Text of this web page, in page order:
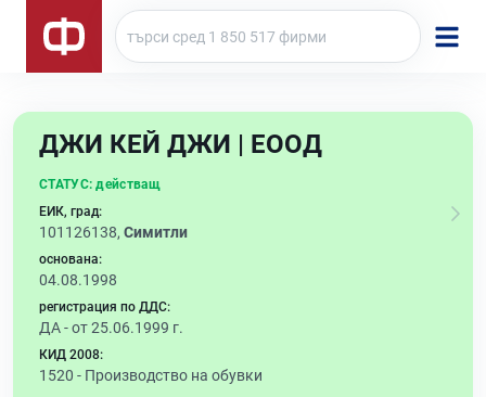
ДЖИ КЕЙ ДЖИ | ЕООД
СТАТУС: действащ
ЕИК, град:
101126138, Симитли
основана:
04.08.1998
регистрация по ДДС:
ДА - от 25.06.1999 г.
КИД 2008:
1520 - Производство на обувки